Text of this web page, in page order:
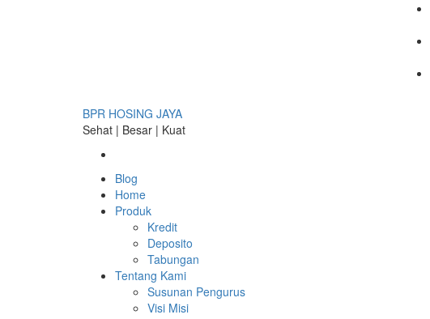
BPR HOSING JAYA
Sehat | Besar | Kuat
Primary
Menu
Blog
Home
Produk
Kredit
Deposito
Tabungan
Tentang Kami
Susunan Pengurus
Visi Misi